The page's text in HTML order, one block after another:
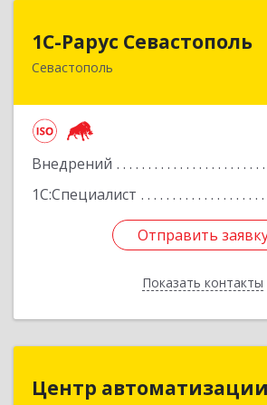
1С-Рарус Севастополь
Севастополь
Внедрений
1С:Специалист
Отправить
Показать контакты
299011, Севастополь г,
Отправить
Назад
Центр